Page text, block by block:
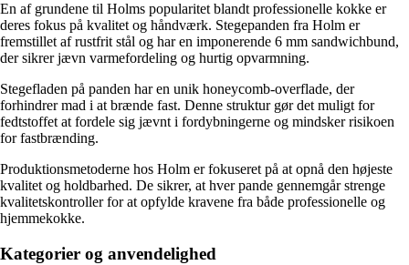
En af grundene til Holms popularitet blandt professionelle kokke er
deres fokus på kvalitet og håndværk. Stegepanden fra Holm er
fremstillet af rustfrit stål og har en imponerende 6 mm sandwichbund,
der sikrer jævn varmefordeling og hurtig opvarmning.
Stegefladen på panden har en unik honeycomb-overflade, der
forhindrer mad i at brænde fast. Denne struktur gør det muligt for
fedtstoffet at fordele sig jævnt i fordybningerne og mindsker risikoen
for fastbrænding.
Produktionsmetoderne hos Holm er fokuseret på at opnå den højeste
kvalitet og holdbarhed. De sikrer, at hver pande gennemgår strenge
kvalitetskontroller for at opfylde kravene fra både professionelle og
hjemmekokke.
Kategorier og anvendelighed